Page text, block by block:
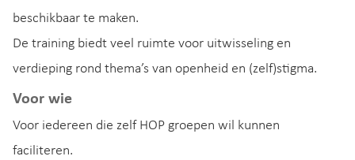
beschikbaar te maken.
De training biedt veel ruimte voor uitwisseling en
verdieping rond thema’s van openheid en (zelf)stigma.
Voor wie
Voor iedereen die zelf HOP groepen wil kunnen
faciliteren.